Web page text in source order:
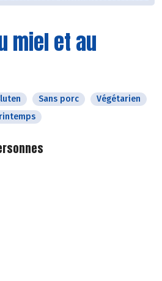
miel et au
Sans porc
Végétarien